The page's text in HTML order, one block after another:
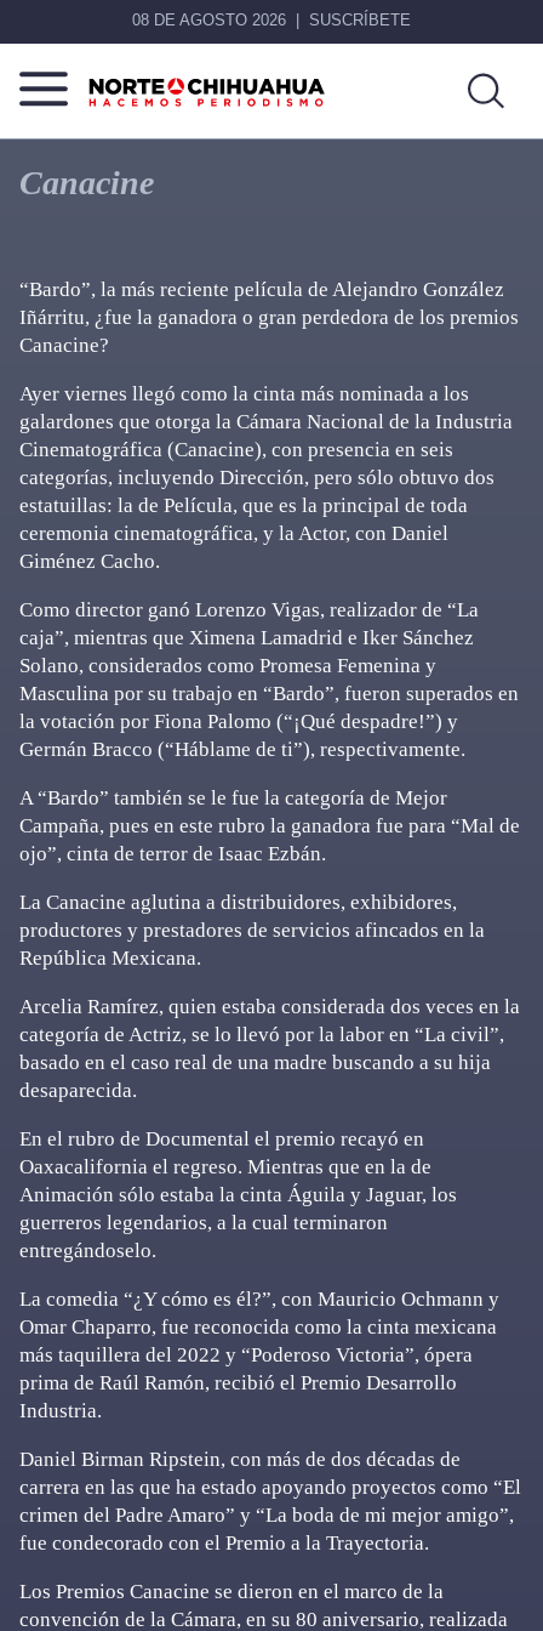
08 DE AGOSTO 2026 SUSCRÍBETE
Norte
Chihuahua
Más
que
noticias,
Canacine
“Bardo”, la más reciente película de Alejandro González
Iñárritu, ¿fue la ganadora o gran perdedora de los premios
Canacine?
Ayer viernes llegó como la cinta más nominada a los
galardones que otorga la Cámara Nacional de la Industria
Cinematográfica (Canacine), con presencia en seis
categorías, incluyendo Dirección, pero sólo obtuvo dos
estatuillas: la de Película, que es la principal de toda
ceremonia cinematográfica, y la Actor, con Daniel
Giménez Cacho.
Como director ganó Lorenzo Vigas, realizador de “La
caja”, mientras que Ximena Lamadrid e Iker Sánchez
Solano, considerados como Promesa Femenina y
Masculina por su trabajo en “Bardo”, fueron superados en
la votación por Fiona Palomo (“¡Qué despadre!”) y
Germán Bracco (“Háblame de ti”), respectivamente.
A “Bardo” también se le fue la categoría de Mejor
Campaña, pues en este rubro la ganadora fue para “Mal de
ojo”, cinta de terror de Isaac Ezbán.
La Canacine aglutina a distribuidores, exhibidores,
productores y prestadores de servicios afincados en la
República Mexicana.
Arcelia Ramírez, quien estaba considerada dos veces en la
categoría de Actriz, se lo llevó por la labor en “La civil”,
basado en el caso real de una madre buscando a su hija
desaparecida.
En el rubro de Documental el premio recayó en
Oaxacalifornia el regreso. Mientras que en la de
Animación sólo estaba la cinta Águila y Jaguar, los
guerreros legendarios, a la cual terminaron
entregándoselo.
La comedia “¿Y cómo es él?”, con Mauricio Ochmann y
Omar Chaparro, fue reconocida como la cinta mexicana
más taquillera del 2022 y “Poderoso Victoria”, ópera
prima de Raúl Ramón, recibió el Premio Desarrollo
Industria.
Daniel Birman Ripstein, con más de dos décadas de
carrera en las que ha estado apoyando proyectos como “El
crimen del Padre Amaro” y “La boda de mi mejor amigo”,
fue condecorado con el Premio a la Trayectoria.
Los Premios Canacine se dieron en el marco de la
convención de la Cámara, en su 80 aniversario, realizada